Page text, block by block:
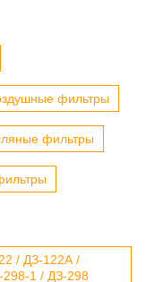
фильтры
фильтры
/ ДЗ-122А /
1 / ДЗ-298